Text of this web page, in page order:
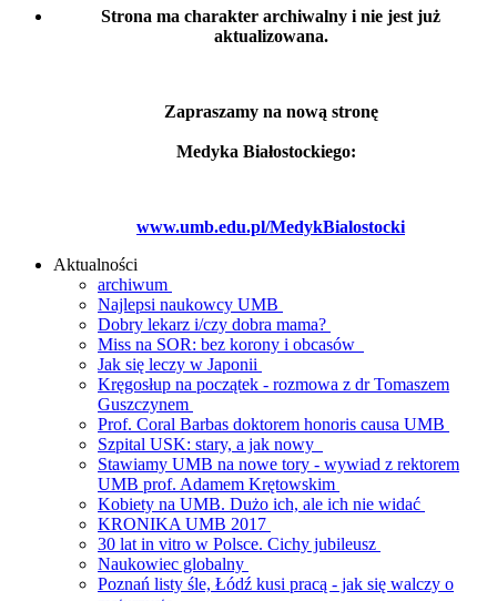
Strona ma charakter archiwalny i nie jest już
aktualizowana.
Zapraszamy na nową stronę
Medyka Białostockiego:
www.umb.edu.pl/MedykBialostocki
Aktualności
archiwum
Najlepsi naukowcy UMB
Dobry lekarz i/czy dobra mama?
Miss na SOR: bez korony i obcasów
Jak się leczy w Japonii
Kręgosłup na początek - rozmowa z dr Tomaszem
Guszczynem
Prof. Coral Barbas doktorem honoris causa UMB
Szpital USK: stary, a jak nowy
Stawiamy UMB na nowe tory - wywiad z rektorem
UMB prof. Adamem Krętowskim
Kobiety na UMB. Dużo ich, ale ich nie widać
KRONIKA UMB 2017
30 lat in vitro w Polsce. Cichy jubileusz
Naukowiec globalny
Poznań listy śle, Łódź kusi pracą - jak się walczy o